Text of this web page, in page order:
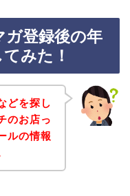
登録後の年
みた！
どを探し
のお店っ
ルの情報